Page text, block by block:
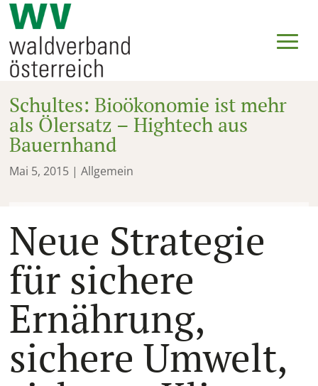
Schultes: Bioökonomie ist mehr
als Ölersatz – Hightech aus
Bauernhand
Mai 5, 2015 | Allgemein
Neue Strategie
für sichere
Ernährung,
sichere Umwelt,